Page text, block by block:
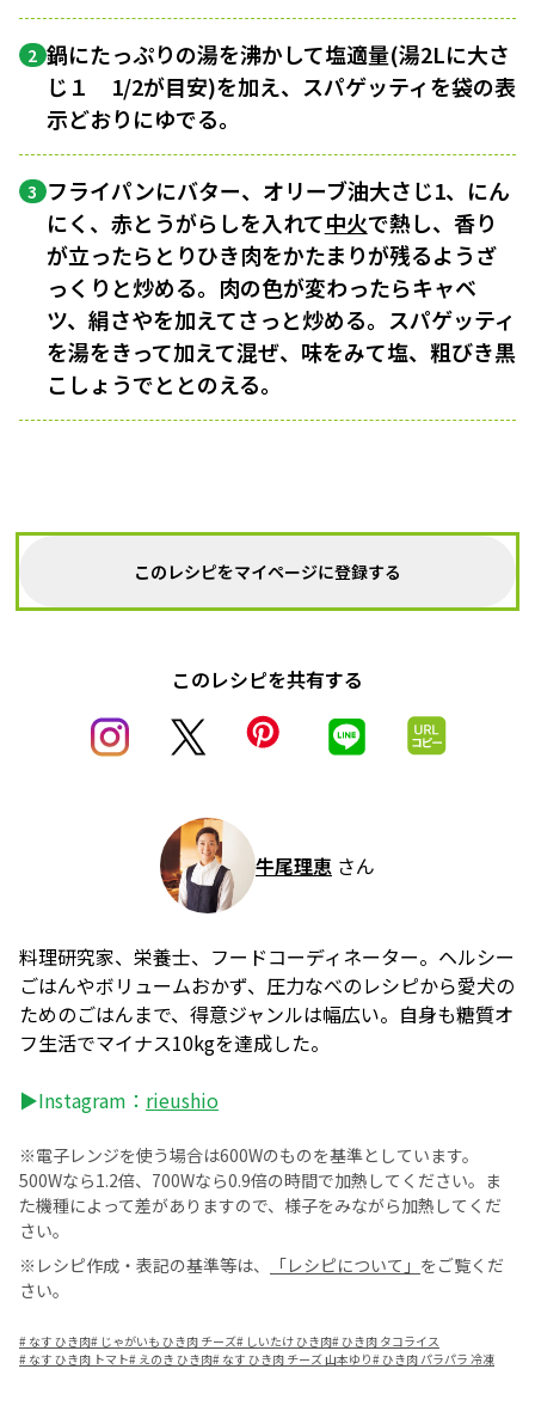
2 鍋にたっぷりの湯を沸かして塩適量(湯2Lに大さ
じ１ 1/2が目安)を加え、スパゲッティを袋の表
示どおりにゆでる。
3 フライパンにバター、オリーブ油大さじ1、にん
にく、赤とうがらしを入れて中火で熱し、香り
が立ったらとりひき肉をかたまりが残るようざ
っくりと炒める。肉の色が変わったらキャベ
ツ、絹さやを加えてさっと炒める。スパゲッティ
を湯をきって加えて混ぜ、味をみて塩、粗びき黒
こしょうでととのえる。
このレシピをマイページに登録する
このレシピを共有する
牛尾理恵 さん
料理研究家、栄養士、フードコーディネーター。ヘルシー
ごはんやボリュームおかず、圧力なべのレシピから愛犬の
ためのごはんまで、得意ジャンルは幅広い。自身も糖質オ
フ生活でマイナス10kgを達成した。
▶Instagram： rieushio
※電子レンジを使う場合は600Wのものを基準としています。
500Wなら1.2倍、700Wなら0.9倍の時間で加熱してください。ま
た機種によって差がありますので、様子をみながら加熱してくだ
さい。
※レシピ作成・表記の基準等は、
「レシピについて」 をご覧くだ
さい。
# なす ひき肉# じゃがいも ひき肉 チーズ# しいたけ ひき肉# ひき肉 タコライス
# なす ひき肉 トマト# えのき ひき肉# なす ひき肉 チーズ 山本ゆり# ひき肉 パラパラ 冷凍